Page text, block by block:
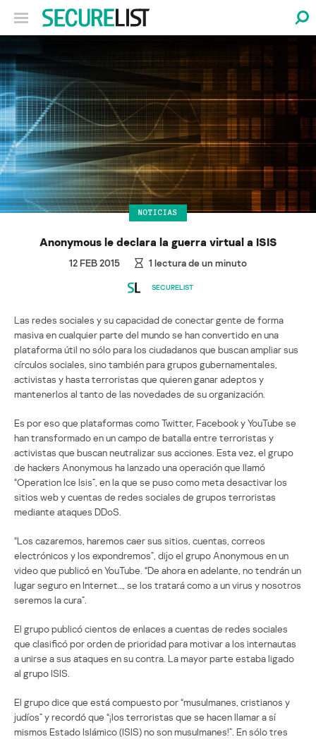
NOTICIAS
Anonymous le declara la guerra virtual a ISIS
12 FEB 2015 1 lectura de un minuto
SECURELIST
Las redes sociales y su capacidad de conectar gente de forma
masiva en cualquier parte del mundo se han convertido en una
plataforma útil no sólo para los ciudadanos que buscan ampliar sus
círculos sociales, sino también para grupos gubernamentales,
activistas y hasta terroristas que quieren ganar adeptos y
mantenerlos al tanto de las novedades de su organización.
Es por eso que plataformas como Twitter, Facebook y YouTube se
han transformado en un campo de batalla entre terroristas y
activistas que buscan neutralizar sus acciones. Esta vez, el grupo
de hackers Anonymous ha lanzado una operación que llamó
“Operation Ice Isis”, en la que se puso como meta desactivar los
sitios web y cuentas de redes sociales de grupos terroristas
mediante ataques DDoS.
“Los cazaremos, haremos caer sus sitios, cuentas, correos
electrónicos y los expondremos”, dijo el grupo Anonymous en un
video que publicó en YouTube. “De ahora en adelante, no tendrán un
lugar seguro en Internet…, se los tratará como a un virus y nosotros
seremos la cura”.
El grupo publicó cientos de enlaces a cuentas de redes sociales
que clasificó por orden de prioridad para motivar a los internautas
a unirse a sus ataques en su contra. La mayor parte estaba ligado
al grupo ISIS.
El grupo dice que está compuesto por “musulmanes, cristianos y
judíos” y recordó que “¡los terroristas que se hacen llamar a sí
mismos Estado Islámico (ISIS) no son musulmanes!”. En sólo tres